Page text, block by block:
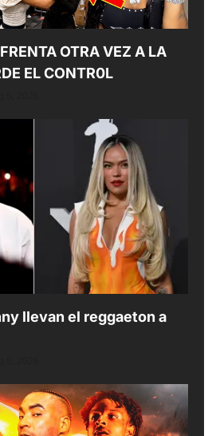
OTRA VEZ A LA
EL CONTR0L
llevan el reggaeton a